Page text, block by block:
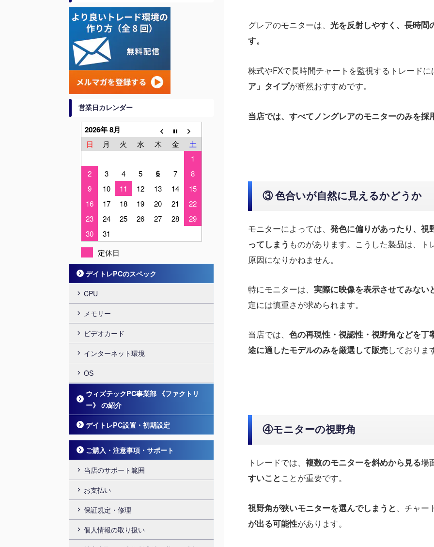
グレアのモニターは、 光を反射しやすく、長時間
す。
株式やFXで長時間チャートを監視するトレードに
ア」タイプが断然おすすめです。
当店では、すべてノングレアのモニターのみを採
③ 色合いが自然に見えるかどうか
モニターによっては、 発色に偏りがあったり、視
ってしまう ものがあります。こうした製品は、
原因になりかねません。
特にモニターは、 実際に映像を表示させてみない
定には慎重さが求められます。
当店では、 色の再現性・視認性・視野角などを丁
途に適したモデルのみを厳選して販売しておりま
④モニターの視野角
トレードでは、 複数のモニターを斜めから見る場
すいこと ことが重要です。
視野角が狭いモニターを選んでしまうと 、チャー
が出る可能性があります。
営業日カレンダー
2026年 8月
日 月 火 水 木 金
土
1
2
3 4 5 6 7
8
9
10 11 12 13 14
15
16
17 18 19 20 21
22
23
24 25 26 27 28
29
30
31
定休日
デイトレPCのスペック
CPU
メモリー
ビデオカード
インターネット環境
OS
ウィズテックPC事業部 《ファクトリ
ー》 の紹介
デイトレPC設置・初期設定
ご購入・注意事項・サポート
当店のサポート範囲
お支払い
保証規定・修理
個人情報の取り扱い